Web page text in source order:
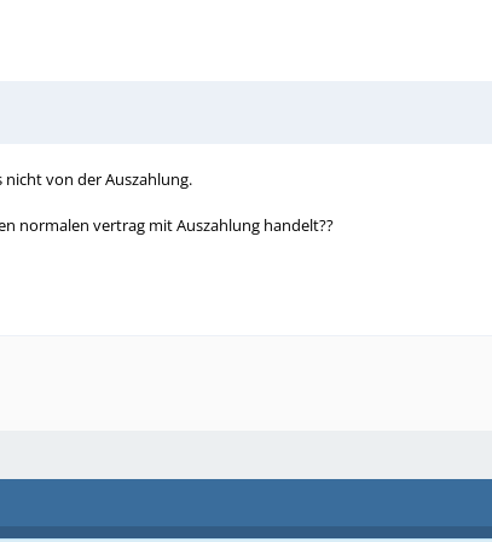
von der Auszahlung.
normalen vertrag mit Auszahlung handelt??